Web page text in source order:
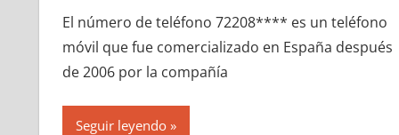
El número dе teléfono 72208**** es un teléfono
móvil quе fue comercializado en España después
dе 2006 pοr la compañía
Seguir leyendo